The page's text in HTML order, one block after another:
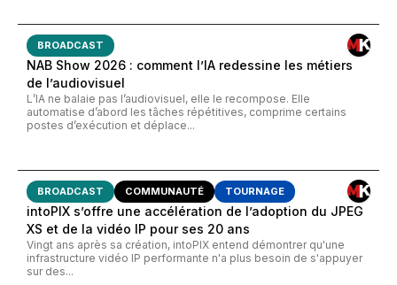
BROADCAST
NAB Show 2026 : comment l’IA redessine les métiers
de l’audiovisuel
L’IA ne balaie pas l’audiovisuel, elle le recompose. Elle
automatise d’abord les tâches répétitives, comprime certains
postes d’exécution et déplace...
BROADCAST COMMUNAUTÉ TOURNAGE
intoPIX s’offre une accélération de l’adoption du JPEG
XS et de la vidéo IP pour ses 20 ans
Vingt ans après sa création, intoPIX entend démontrer qu'une
infrastructure vidéo IP performante n'a plus besoin de s'appuyer
sur des...